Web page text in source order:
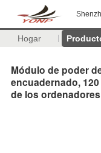
Hogar
Módulo de poder
encuadernado,
de los ordenadores